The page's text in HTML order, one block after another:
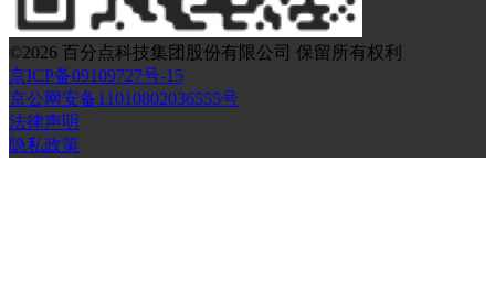
©2026 百分点科技集团股份有限公司 保留所有权利
京ICP备09109727号-15
京公网安备11010802036555号
法律声明
隐私政策